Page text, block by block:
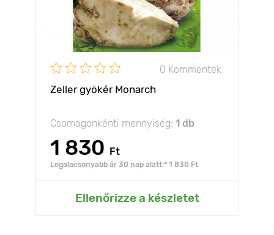
0 Kommentek
Zeller gyökér Monarch
Csomagonkénti mennyiség: 1 db
1 830 Ft
Legalacsonyabb ár 30 nap alatt:* 1 830 Ft
Ellenőrizze a készletet